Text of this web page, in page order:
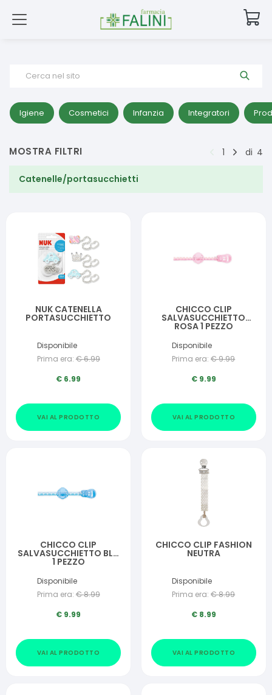
Cerca nel sito
Igiene Cosmetici Infanzia Integratori
MOSTRA FILTRI 1 di 4
Catenelle/portasucchietti
NUK CATENELLA
PORTASUCCHIETTO
Disponibile
Prima era: €6.99
€ 6.99
VAI AL PRODOTTO
CHICCO CLIP
SALVASUCCHIETTO
ROSA 1 PEZZO
Disponibile
Prima era: €9.99
€ 9.99
VAI AL PRODOTTO
CHICCO CLIP
SALVASUCCHIETTO BLU
1 PEZZO
Disponibile
Prima era: €8.99
€ 9.99
VAI AL PRODOTTO
CHICCO CLIP FASHION
NEUTRA
Disponibile
Prima era: €8.99
€ 8.99
VAI AL PRODOTTO